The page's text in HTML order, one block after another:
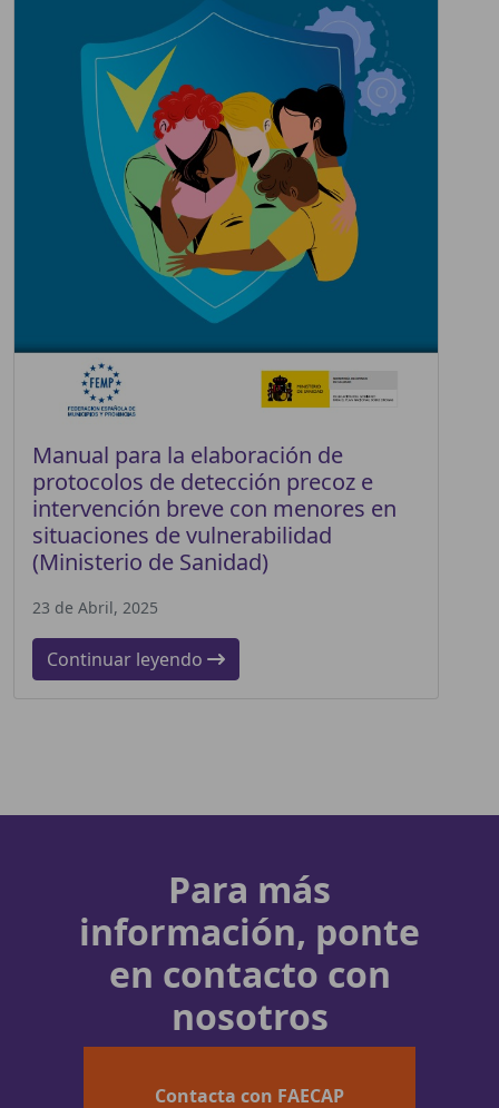
Manual para la elaboración de
protocolos de detección precoz e
intervención breve con menores en
situaciones de vulnerabilidad
(Ministerio de Sanidad)
23 de Abril, 2025
Continuar leyendo
Para más
información, ponte
en contacto con
nosotros
Contacta con FAECAP